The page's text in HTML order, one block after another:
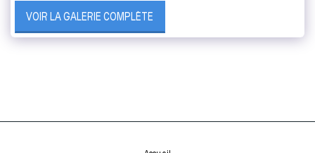
VOIR LA GALERIE COMPLÈTE